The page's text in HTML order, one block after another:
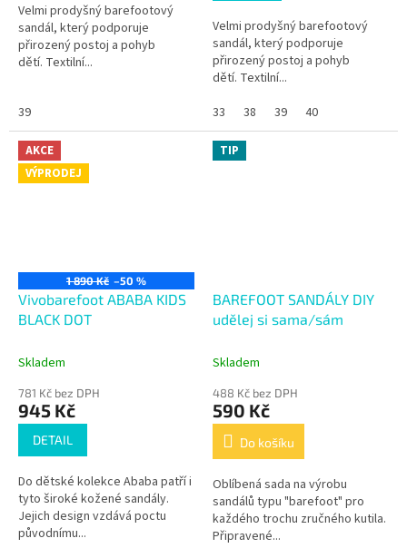
hvězdiček.
Velmi prodyšný barefootový
sandál, který podporuje
přirozený postoj a pohyb
dětí. Textilní...
39
Velmi prodyšný barefootový
sandál, který podporuje
přirozený postoj a pohyb
dětí. Textilní...
33
38 39 40
AKCE
VÝPRODEJ
1 890 Kč –50 %
Vivobarefoot ABABA KIDS
BLACK DOT
Skladem
781 Kč bez DPH
945 Kč
DETAIL
Do dětské kolekce Ababa patří i
tyto široké kožené sandály.
Jejich design vzdává poctu
původnímu...
TIP
BAREFOOT SANDÁLY DIY
udělej si sama/sám
Skladem
488 Kč bez DPH
590 Kč
Do košíku
Oblíbená sada na výrobu
sandálů typu "barefoot" pro
každého trochu zručného kutila.
Připravené...